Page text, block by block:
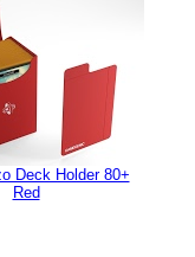
Deck Holder 80+
Red